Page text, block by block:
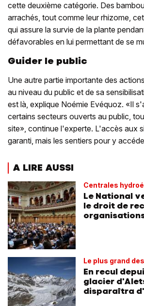
cette deuxième catégorie. Des
arrachés, tout comme leur rhizome,
qui assure la survie de la plante
défavorables en lui permettant de se
Guider le public
Une autre partie importante des
au niveau du public et de sa
est là, explique Noémie Evéquoz. «Il
certains secteurs ouverts au public,
site», continue l'experte. L'accès aux
garanti, mais les sentiers pour y
A LIRE AUSSI
Centrales
Le National
le droit de
Le plus grand
En recul
glacier
disparaîtra